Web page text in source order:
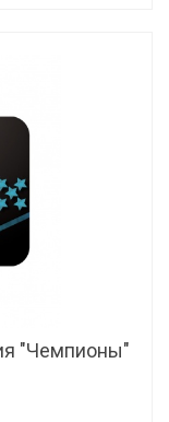
"Чемпионы"